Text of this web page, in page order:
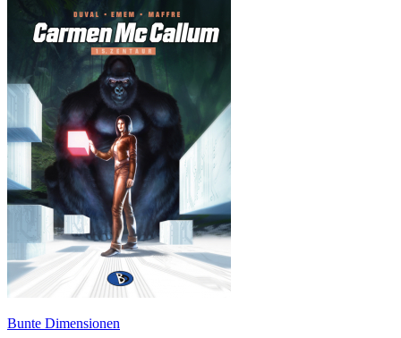
Bunte Dimensionen